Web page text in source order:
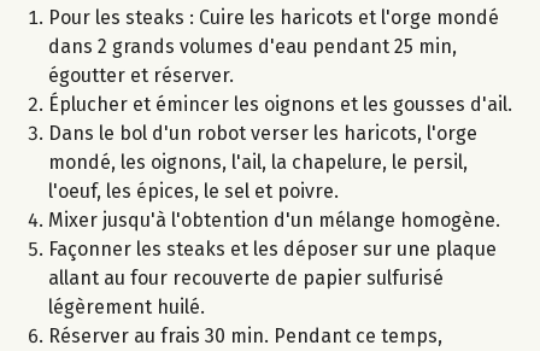
Pour les steaks : Cuire les haricots et l'orge mondé
dans 2 grands volumes d'eau pendant 25 min,
égoutter et réserver.
Éplucher et émincer les oignons et les gousses d'ail.
Dans le bol d'un robot verser les haricots, l'orge
mondé, les oignons, l'ail, la chapelure, le persil,
l'oeuf, les épices, le sel et poivre.
Mixer jusqu'à l'obtention d'un mélange homogène.
Façonner les steaks et les déposer sur une plaque
allant au four recouverte de papier sulfurisé
légèrement huilé.
Réserver au frais 30 min. Pendant ce temps,